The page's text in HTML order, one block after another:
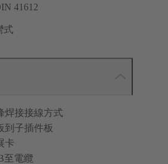
41612
式
焊接接線方式
到子插件板
卡
至電纜